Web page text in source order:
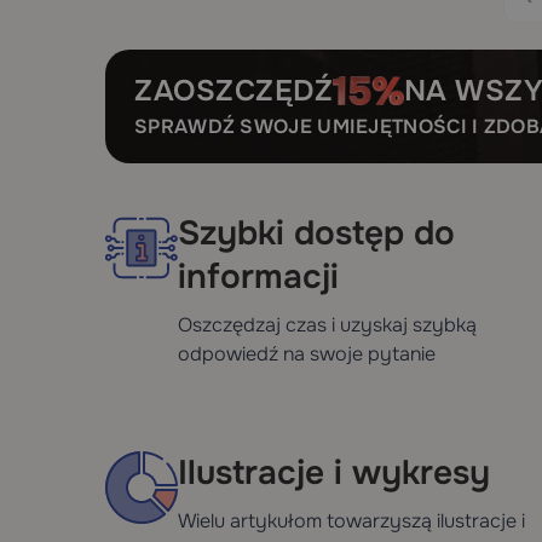
ZAOSZCZĘDŹ NA
SPRAWDŹ SWOJE UMIEJĘTNOŚCI I
Szybki dostęp do
informacji
Oszczędzaj czas i uzyskaj szybką
odpowiedź na swoje pytanie
Ilustracje i wykresy
Wielu artykułom towarzyszą ilustracje i